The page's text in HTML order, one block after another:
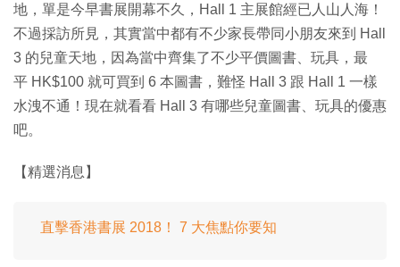
地，單是今早書展開幕不久，Hall 1 主展館經已人山人海！
不過採訪所見，其實當中都有不少家長帶同小朋友來到 Hall
3 的兒童天地，因為當中齊集了不少平價圖書、玩具，最
平 HK$100 就可買到 6 本圖書，難怪 Hall 3 跟 Hall 1 一樣
水洩不通！現在就看看 Hall 3 有哪些兒童圖書、玩具的優惠
吧。
【精選消息】
直擊香港書展 2018！ 7 大焦點你要知